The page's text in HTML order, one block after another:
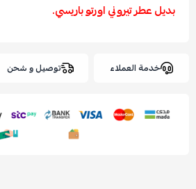
بديل عطر تيروني اورتو باريسي.
خدمة العملاء توصيل و شحن